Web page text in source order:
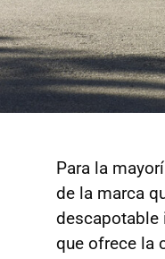
Para la
de la marca
descapotable
que ofrece la